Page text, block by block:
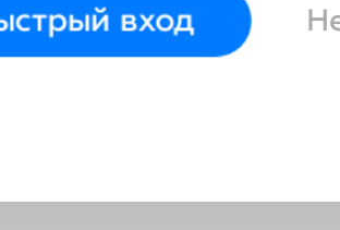
вход